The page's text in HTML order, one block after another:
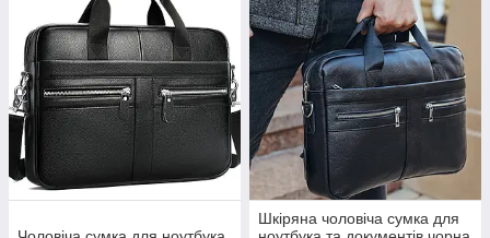
Шкіряна чоловіча сумка для